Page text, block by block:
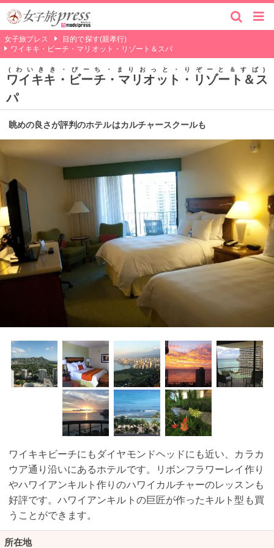
女子旅プレス
目的で探す(親孝行)
ワイキキ・ビーチ・マリオット・リゾート＆スパ
ワイキキ・ビーチ・マリオット・リゾート＆ス
パ
わいきき・びーち・まりおっと・りぞーと＆すぱ
眺めの良さが評判のホテルはカルチャースクールも
ワイキキビーチにもダイヤモンドヘッドにも近い、カラカ
ウア通り沿いにあるホテルです。リボンフラワーレイ作り
やハワイアンキルト作りのハワイカルチャーのレッスンも
好評です。ハワイアンキルトの巨匠が作ったキルト型も買
うことができます。
所在地